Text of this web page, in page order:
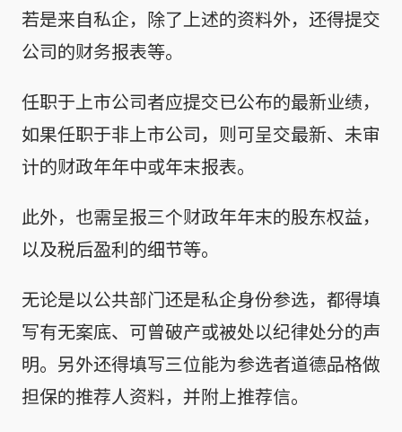
若是来自私企，除了上述的资料外，还得提交
公司的财务报表等。
任职于上市公司者应提交已公布的最新业绩，
如果任职于非上市公司，则可呈交最新、未审
计的财政年年中或年末报表。
此外，也需呈报三个财政年年末的股东权益，
以及税后盈利的细节等。
无论是以公共部门还是私企身份参选，都得填
写有无案底、可曾破产或被处以纪律处分的声
明。另外还得填写三位能为参选者道德品格做
担保的推荐人资料，并附上推荐信。